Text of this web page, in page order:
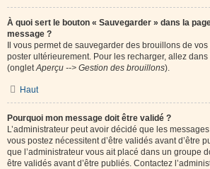
À quoi sert le bouton « Sauvegarder » dans la
message ?
Il vous permet de sauvegarder des brouillons de
poster ultérieurement. Pour les recharger, allez
(ongletAperçu --> Gestion des brouillons).
Haut
Pourquoi mon message doit être validé ?
L’administrateur peut avoir décidé que les
vous postez nécessitent d’être validés avant d’être
que l’administrateur vous ait placé dans un groupe
être validés avant d’être publiés. Contactez